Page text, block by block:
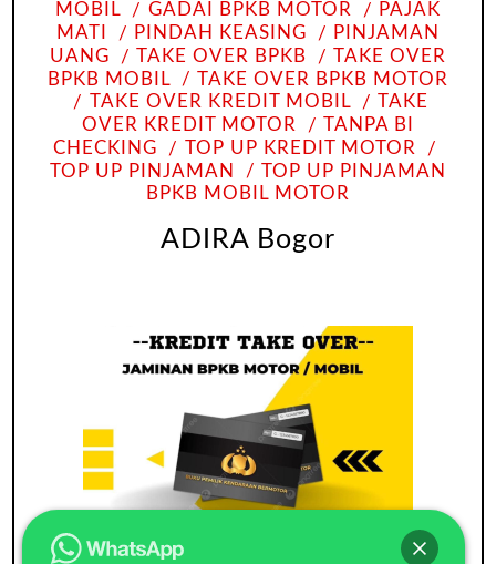
MOBIL
GADAI BPKB MOTOR
PAJAK
MATI
PINDAH KEASING
PINJAMAN
UANG
TAKE OVER BPKB
TAKE OVER
BPKB MOBIL
TAKE OVER BPKB MOTOR
TAKE OVER KREDIT MOBIL
TAKE
OVER KREDIT MOTOR
TANPA BI
CHECKING
TOP UP KREDIT MOTOR
TOP UP PINJAMAN
TOP UP PINJAMAN
BPKB MOBIL MOTOR
ADIRA Bogor